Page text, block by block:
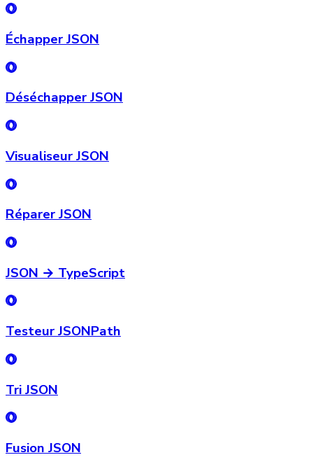
Échapper JSON
Déséchapper JSON
Visualiseur JSON
Réparer JSON
JSON → TypeScript
Testeur JSONPath
Tri JSON
Fusion JSON